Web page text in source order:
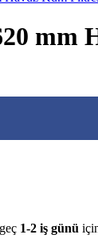
mm
1-2 iş günü